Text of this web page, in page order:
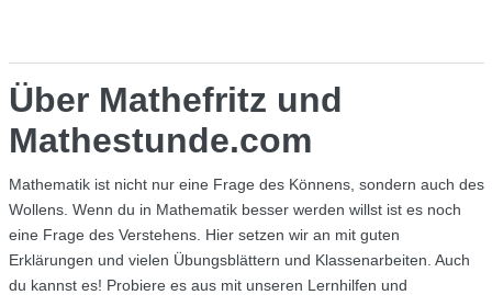
Über Mathefritz und
Mathestunde.com
Mathematik ist nicht nur eine Frage des Könnens, sondern auch des
Wollens. Wenn du in Mathematik besser werden willst ist es noch
eine Frage des Verstehens. Hier setzen wir an mit guten
Erklärungen und vielen Übungsblättern und Klassenarbeiten. Auch
du kannst es! Probiere es aus mit unseren Lernhilfen und